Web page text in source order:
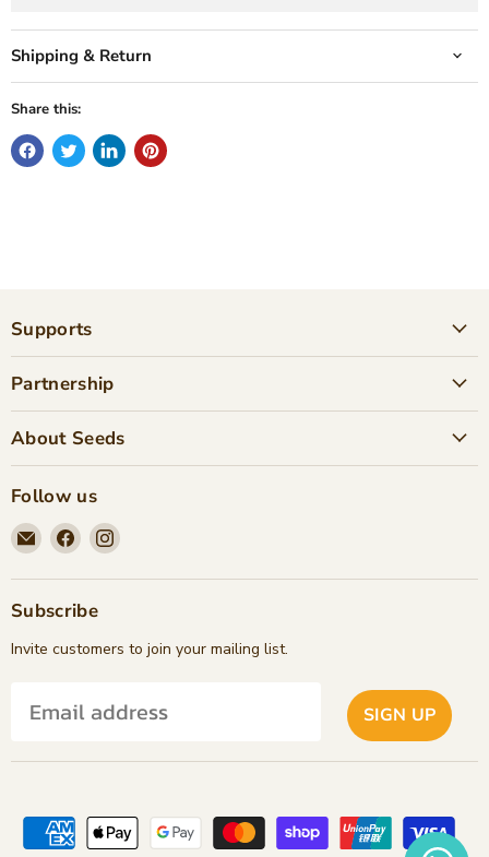
Shipping & Return
Share this:
Supports
Partnership
About Seeds
Follow us
Email
Seeds
Children's
Bookstore
Find
on
Facebook
Find
on
Subscribe
Invite customers to join your mailing list.
SIGN UP